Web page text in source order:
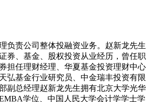
负责公司整体投融资业务。赵新龙先生
券、基金、股权投资从业经历，曾任职
担任理财经理、华夏基金投资理财中心
弘基金行业研究员、中金瑞丰投资有限
副总经理赵新龙先生拥有北京大学光华
学位、中国人民大学会计学学士学